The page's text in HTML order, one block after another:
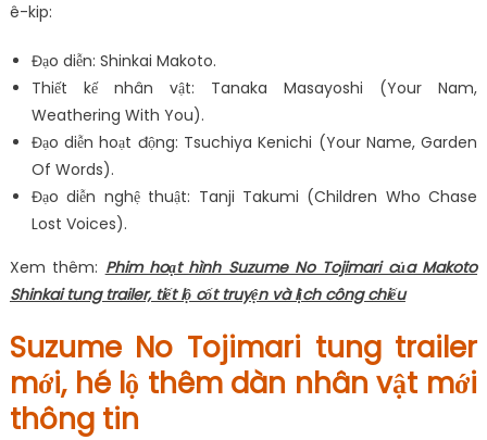
ê-kip:
Đạo diễn: Shinkai Makoto.
Thiết kế nhân vật: Tanaka Masayoshi (Your Nam,
Weathering With You).
Đạo diễn hoạt động: Tsuchiya Kenichi (Your Name, Garden
Of Words).
Đạo diễn nghệ thuật: Tanji Takumi (Children Who Chase
Lost Voices).
Xem thêm: Phim hoạt hình Suzume No Tojimari của Makoto
Shinkai tung trailer, tiết lộ cốt truyện và lịch công chiếu
Suzume No Tojimari tung trailer
mới, hé lộ thêm dàn nhân vật mới
thông tin